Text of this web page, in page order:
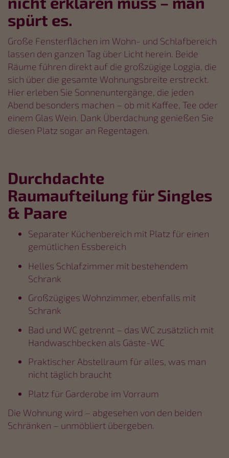
spürt es.
Große Fensterflächen im Wohn- und Schlafbereich
lassen den ganzen Tag über Licht herein. Beide
Räume führen direkt auf die großzügige Loggia, die
sich über die gesamte Wohnungsbreite erstreckt.
Hier erleben Sie Sonnenuntergänge, die jeden
Abend besonders machen – ob mit Kaffee, Tee oder
einem Glas Wein. Dank Überdachung genießen Sie
diesen Platz sogar an Regentagen.
Durchdachte
Raumaufteilung für Singles
& Paare
Separater Küchenbereich mit Platz für einen
gemütlichen Essbereich
Helles Schlafzimmer mit bestehendem
Schrank
Großzügiges Wohnzimmer, ebenfalls mit
Schrank
Bad und WC getrennt – das WC zusätzlich mit
Handwaschbecken als Gäste-WC
Praktischer Abstellraum für alles, was man
nicht täglich braucht
Platz für Garderobe im Vorraum
Die Wohnung wird – abgesehen von den beiden
Schränken – unmöbliert übergeben.